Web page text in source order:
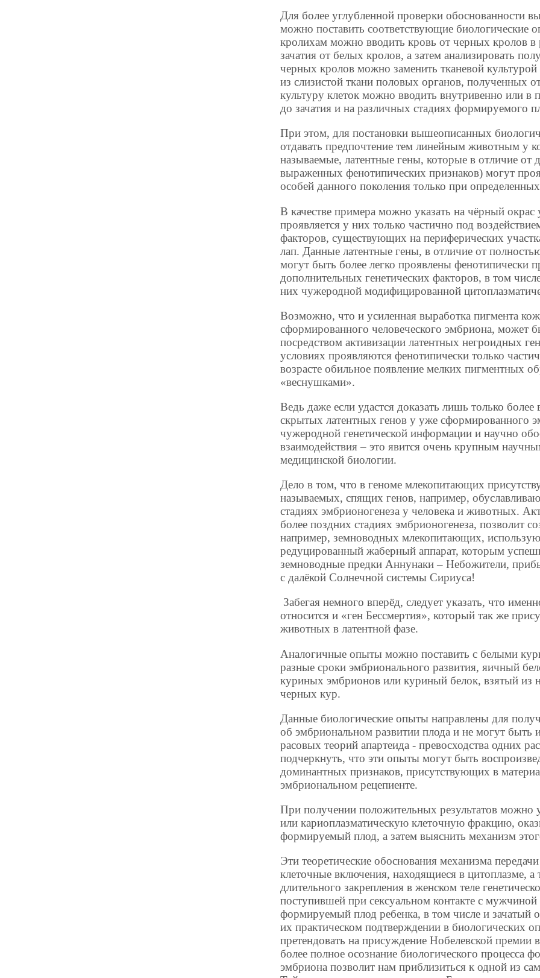
Для более углубленной проверки обоснованности
можно поставить соответствующие
кролихам можно вводить кровь от черных кролов в
зачатия от белых кролов, а затем анализировать
черных кролов можно заменить тканевой
из слизистой ткани половых органов, полученных
культуру клеток можно вводить внутривенно или
до зачатия и на различных стадиях формируемого
При этом, для постановки вышеописанных
отдавать предпочтение тем линейным животным у
называемые, латентные гены, которые в отличие от
выраженных фенотипических признаков) могут
особей данного поколения только при
В качестве примера можно указать на чёрный
проявляется у них только частично под
факторов, существующих на периферических
лап. Данные латентные гены, в отличие от
могут быть более легко проявлены фенотипически
дополнительных генетических факторов, в том
них чужеродной модифицированной
Возможно, что и усиленная выработка пигмента
сформированного человеческого эмбриона, может
посредством активизации латентных негроидных
условиях проявляются фенотипически только
возрасте обильное появление мелких пигментных
«веснушками».
Ведь даже если удастся доказать лишь только
скрытых латентных генов у уже сформированного
чужеродной генетической информации и научно
взаимодействия – это явится очень крупным
медицинской биологии.
Дело в том, что в геноме млекопитающих
называемых, спящих генов, например,
стадиях эмбрионогенеза у человека и животных.
более поздних стадиях эмбрионогенеза, позволит
например, земноводных млекопитающих,
редуцированный жаберный аппарат, которым
земноводные предки Аннунаки – Небожители,
с далёкой Солнечной системы Сириуса!
Забегая немного вперёд, следует указать, что
относится и «ген Бессмертия», который так же
животных в латентной фазе.
Аналогичные опыты можно поставить с белыми
разные сроки эмбрионального развития, яичный
куриных эмбрионов или куриный белок, взятый из
черных кур.
Данные биологические опыты направлены для
об эмбриональном развитии плода и не могут быть
расовых теорий апартеида - превосходства одних
подчеркнуть, что эти опыты могут быть
доминантных признаков, присутствующих в
эмбриональном рецепиенте.
При получении положительных результатов можно
или кариоплазматическую клеточную фракцию,
формируемый плод, а затем выяснить механизм
Эти теоретические обоснования механизма
клеточные включения, находящиеся в цитоплазме, а
длительного закрепления в женском теле
поступившей при сексуальном контакте с
формируемый плод ребенка, в том числе и зачатый
их практическом подтверждении в биологических
претендовать на присуждение Нобелевской премии
более полное осознание биологического процесса
эмбриона позволит нам приблизиться к одной из